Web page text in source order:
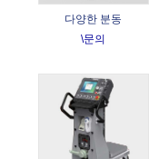
다양한 분동
\문의